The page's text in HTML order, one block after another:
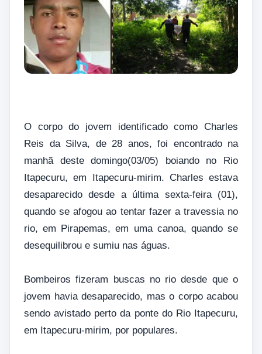
O corpo do jovem identificado como Charles
Reis da Silva, de 28 anos, foi encontrado na
manhã deste domingo(03/05) boiando no Rio
Itapecuru, em Itapecuru-mirim. Charles estava
desaparecido desde a última sexta-feira (01),
quando se afogou ao tentar fazer a travessia no
rio, em Pirapemas, em uma canoa, quando se
desequilibrou e sumiu nas águas.
Bombeiros fizeram buscas no rio desde que o
jovem havia desaparecido, mas o corpo acabou
sendo avistado perto da ponte do Rio Itapecuru,
em Itapecuru-mirim, por populares.